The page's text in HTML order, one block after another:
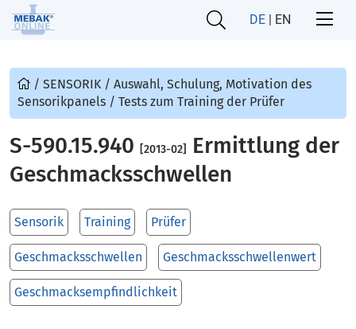
DE | EN
/ SENSORIK / Auswahl, Schulung, Motivation des
Sensorikpanels / Tests zum Training der Prüfer
S-590.15.940 [2013-02]
Ermittlung der
Geschmacksschwellen
Sensorik Training Prüfer
Geschmacksschwellen Geschmacksschwellenwert
Geschmacksempfindlichkeit